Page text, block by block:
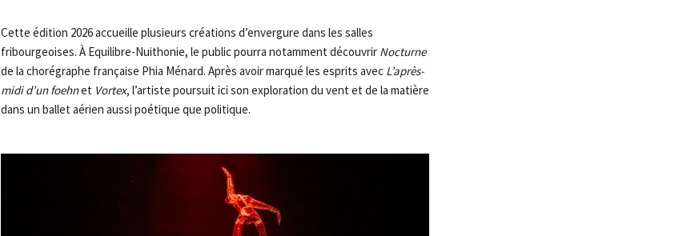
Cette édition 2026 accueille plusieurs créations d’envergure dans les salles
fribourgeoises. À Equilibre-Nuithonie, le public pourra notamment découvrir Nocturne
de la chorégraphe française Phia Ménard. Après avoir marqué les esprits avec L’après-
midi d’un foehnet Vortex, l’artiste poursuit ici son exploration du vent et de la matière
dans un ballet aérien aussi poétique que politique.